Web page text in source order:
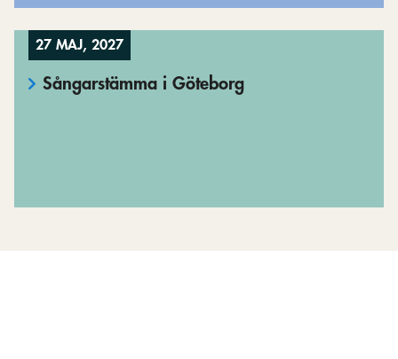
27 MAJ, 2027
Sångarstämma i Göteborg